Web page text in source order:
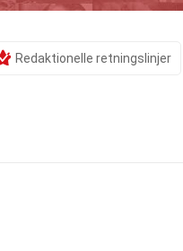
Redaktionelle retningslinjer